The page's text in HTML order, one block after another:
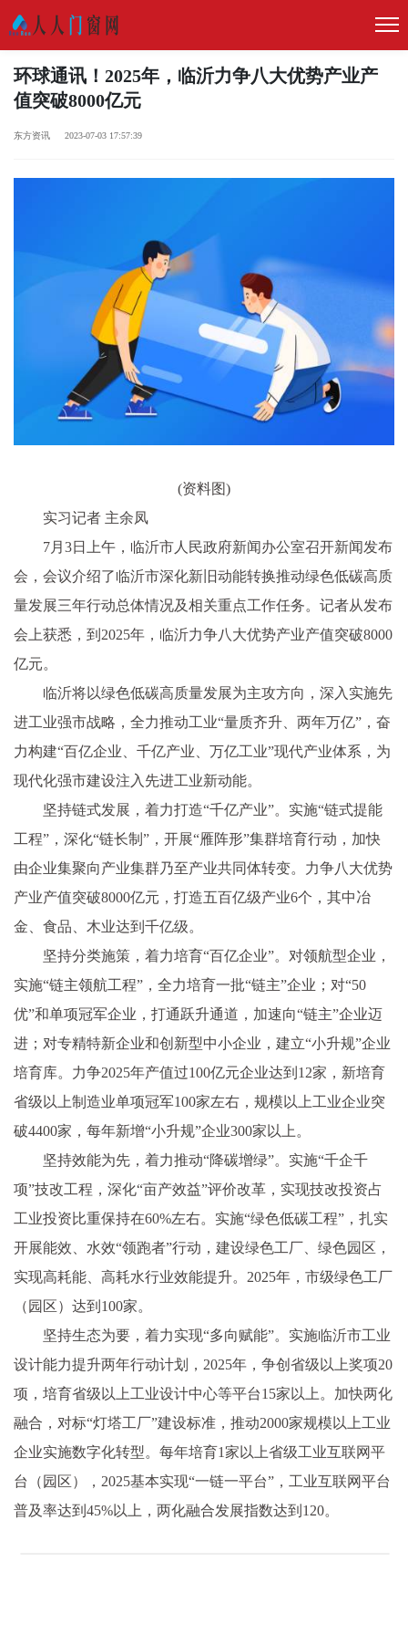
环球通讯！2025年，临沂力争八大优势产业产
值突破8000亿元
东方资讯 2023-07-03 17:57:39
(资料图)
实习记者 主余凤
7月3日上午，临沂市人民政府新闻办公室召开新闻发布
会，会议介绍了临沂市深化新旧动能转换推动绿色低碳高质
量发展三年行动总体情况及相关重点工作任务。记者从发布
会上获悉，到2025年，临沂力争八大优势产业产值突破8000
亿元。
临沂将以绿色低碳高质量发展为主攻方向，深入实施先
进工业强市战略，全力推动工业“量质齐升、两年万亿”，奋
力构建“百亿企业、千亿产业、万亿工业”现代产业体系，为
现代化强市建设注入先进工业新动能。
坚持链式发展，着力打造“千亿产业”。实施“链式提能
工程”，深化“链长制”，开展“雁阵形”集群培育行动，加快
由企业集聚向产业集群乃至产业共同体转变。力争八大优势
产业产值突破8000亿元，打造五百亿级产业6个，其中冶
金、食品、木业达到千亿级。
坚持分类施策，着力培育“百亿企业”。对领航型企业，
实施“链主领航工程”，全力培育一批“链主”企业；对“50
优”和单项冠军企业，打通跃升通道，加速向“链主”企业迈
进；对专精特新企业和创新型中小企业，建立“小升规”企业
培育库。力争2025年产值过100亿元企业达到12家，新培育
省级以上制造业单项冠军100家左右，规模以上工业企业突
破4400家，每年新增“小升规”企业300家以上。
坚持效能为先，着力推动“降碳增绿”。实施“千企千
项”技改工程，深化“亩产效益”评价改革，实现技改投资占
工业投资比重保持在60%左右。实施“绿色低碳工程”，扎实
开展能效、水效“领跑者”行动，建设绿色工厂、绿色园区，
实现高耗能、高耗水行业效能提升。2025年，市级绿色工厂
（园区）达到100家。
坚持生态为要，着力实现“多向赋能”。实施临沂市工业
设计能力提升两年行动计划，2025年，争创省级以上奖项20
项，培育省级以上工业设计中心等平台15家以上。加快两化
融合，对标“灯塔工厂”建设标准，推动2000家规模以上工业
企业实施数字化转型。每年培育1家以上省级工业互联网平
台（园区），2025基本实现“一链一平台”，工业互联网平台
普及率达到45%以上，两化融合发展指数达到120。